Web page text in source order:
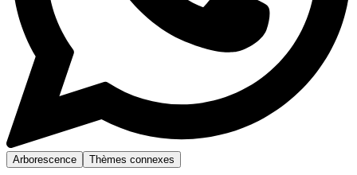
Arborescence Thèmes connexes